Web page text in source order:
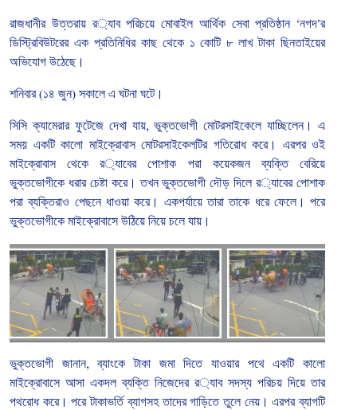
রাজধানীর উত্তরায় র্যাব পরিচয়ে মোবাইল আর্থিক সেবা প্রতিষ্ঠান‘নগদ’র
ডিস্ট্রিবিউটরের এক প্রতিনিধির কাছ থেকে ১ কোটি ৮ লাখ টাকা ছিনতাইয়ের
অভিযোগ উঠেছে।
শনিবার(১৪ জুন) সকালে এ ঘটনা ঘটে।
সিসি ক্যামেরার ফুটেজে দেখা যায়,ভুক্তভোগী মোটরসাইকেলে যাচ্ছিলেন।
এ
সময় একটি কালো মাইক্রোবাস মোটরসাইকেলটির গতিরোধ করে। এরপর ওই
মাইক্রোবাস
থেকে র্যাবের পোশাক পরা কয়েকজন ব্যক্তি
বেরিয়ে
ভুক্তভোগীকে ধরার চেষ্টা করে। তখন ভুক্তভোগী দৌড় দিলে র্যাবের পোশাক
পরা ব্যক্তিরাও পেছনে ধাওয়া করে। একপর্যায়ে তারা তাকে ধরে ফেলে। পরে
ভুক্তভোগীকে মাইক্রোবাসে উঠিয়ে নিয়ে চলে যায়।
ভুক্তভোগী জানান,ব্যাংকে টাকা জমা দিতে যাওয়ার পথে একটি
কালো
মাইক্রোবাসে আসা একদল ব্যক্তি নিজেদের র্যাব সদস্য পরিচয় দিয়ে তার
পথরোধ করে। পরে টাকাভর্তি ব্যাগসহ তাদের গাড়িতে তুলে নেয়। এরপর ব্যাগটি